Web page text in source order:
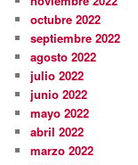
octubre 2022
septiembre 2022
agosto 2022
julio 2022
junio 2022
mayo 2022
abril 2022
marzo 2022